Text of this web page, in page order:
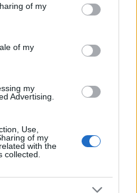
behaviour. You may click to
and its third-party tags to
purposes in below Google
of my
of my
my
Advertising.
Use,
of my
with the
collected.
is” - Novák
az operatőrként
Novák Tamással
szakmáról, annak ...